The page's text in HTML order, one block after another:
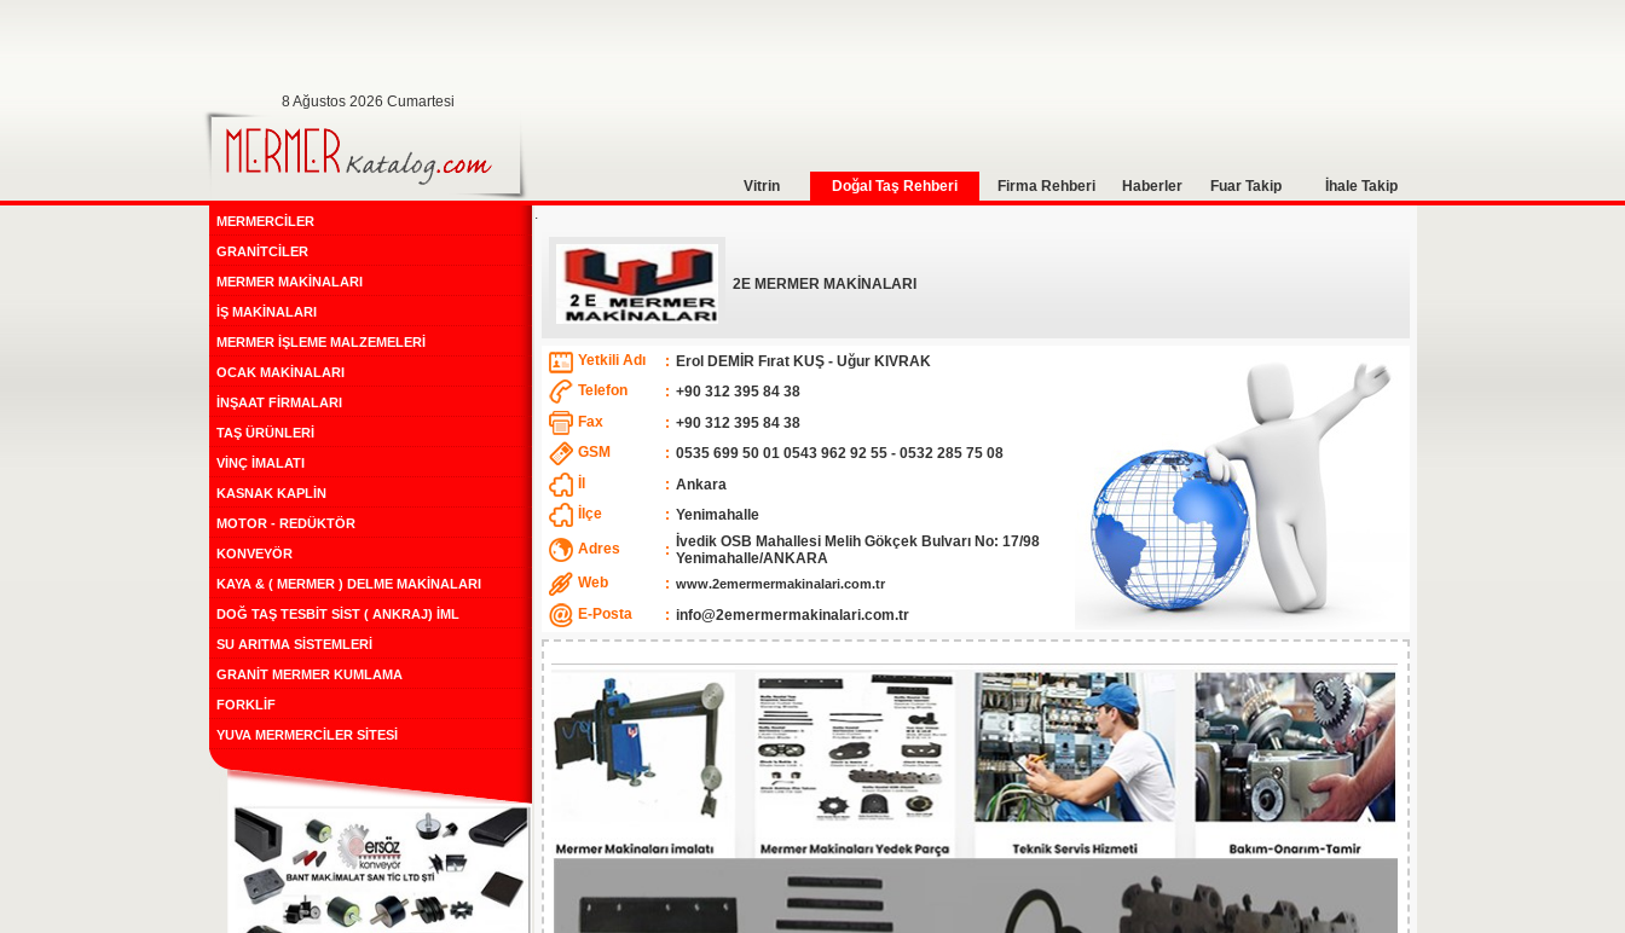
Vitrin Doğal Taş Rehberi Firma Rehberi Haberler Fuar Takip İhale Takip
8 Ağustos 2026 Cumartesi
MERMERCİLER
GRANİTCİLER
MERMER MAKİNALARI
İŞ MAKİNALARI
MERMER İŞLEME MALZEMELERİ
OCAK MAKİNALARI
İNŞAAT FİRMALARI
TAŞ ÜRÜNLERİ
VİNÇ İMALATI
KASNAK KAPLİN
MOTOR - REDÜKTÖR
KONVEYÖR
KAYA & ( MERMER ) DELME MAKİNALARI
DOĞ TAŞ TESBİT SİST ( ANKRAJ) İML
SU ARITMA SİSTEMLERİ
GRANİT MERMER KUMLAMA
FORKLİF
YUVA MERMERCİLER SİTESİ
.
2E MERMER MAKİNALARI
Yetkili Adı : Erol DEMİR Fırat KUŞ - Uğur KIVRAK
Telefon
: +90 312 395 84 38
Fax
: +90 312 395 84 38
GSM
: 0535 699 50 01 0543 962 92 55 - 0532 285 75 08
: Ankara
İlçe
: Yenimahalle
Adres :
İvedik OSB Mahallesi Melih Gökçek Bulvarı No: 17/98
Yenimahalle/ANKARA
Web
: www.2emermermakinalari.com.tr
E-Posta : info@2emermermakinalari.com.tr